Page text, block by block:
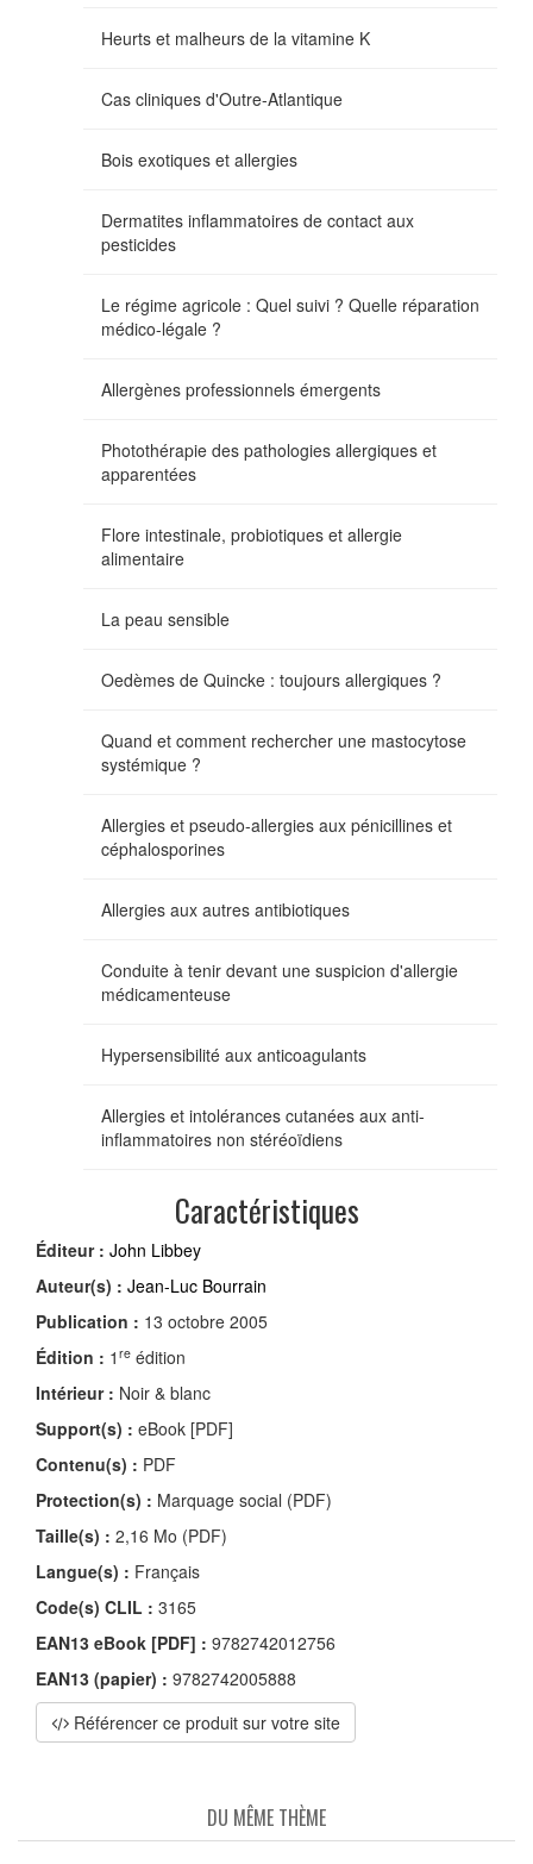
Heurts et malheurs de la vitamine K
Cas cliniques d'Outre-Atlantique
Bois exotiques et allergies
Dermatites inflammatoires de contact aux
pesticides
Le régime agricole : Quel suivi ? Quelle réparation
médico-légale ?
Allergènes professionnels émergents
Photothérapie des pathologies allergiques et
apparentées
Flore intestinale, probiotiques et allergie
alimentaire
La peau sensible
Oedèmes de Quincke : toujours allergiques ?
Quand et comment rechercher une mastocytose
systémique ?
Allergies et pseudo-allergies aux pénicillines et
céphalosporines
Allergies aux autres antibiotiques
Conduite à tenir devant une suspicion d'allergie
médicamenteuse
Hypersensibilité aux anticoagulants
Allergies et intolérances cutanées aux anti-
inflammatoires non stéréoïdiens
Caractéristiques
Éditeur : John Libbey
Auteur(s) : Jean-Luc Bourrain
Publication : 13 octobre 2005
Édition : 1 re édition
Intérieur : Noir & blanc
Support(s) : eBook [PDF]
Contenu(s) : PDF
Protection(s) : Marquage social (PDF)
Taille(s) : 2,16 Mo (PDF)
Langue(s) : Français
Code(s) CLIL : 3165
EAN13 eBook [PDF] : 9782742012756
EAN13 (papier) : 9782742005888
Référencer ce produit sur votre site
DU MÊME THÈME